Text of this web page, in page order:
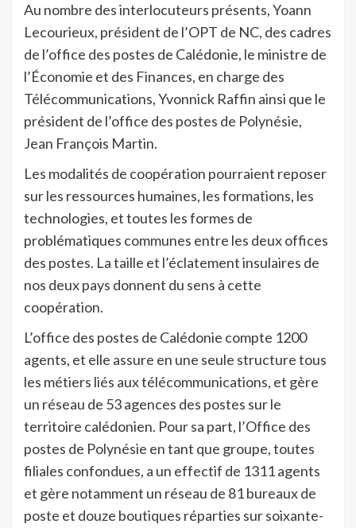
Au nombre des interlocuteurs présents, Yoann
Lecourieux, président de l’OPT de NC, des cadres
de l’office des postes de Calédonie, le ministre de
l’Économie et des Finances, en charge des
Télécommunications, Yvonnick Raffin ainsi que le
président de l’office des postes de Polynésie,
Jean François Martin.
Les modalités de coopération pourraient reposer
sur les ressources humaines, les formations, les
technologies, et toutes les formes de
problématiques communes entre les deux offices
des postes. La taille et l’éclatement insulaires de
nos deux pays donnent du sens à cette
coopération.
L’office des postes de Calédonie compte 1200
agents, et elle assure en une seule structure tous
les métiers liés aux télécommunications, et gère
un réseau de 53 agences des postes sur le
territoire calédonien. Pour sa part, l’Office des
postes de Polynésie en tant que groupe, toutes
filiales confondues, a un effectif de 1311 agents
et gère notamment un réseau de 81 bureaux de
poste et douze boutiques réparties sur soixante-